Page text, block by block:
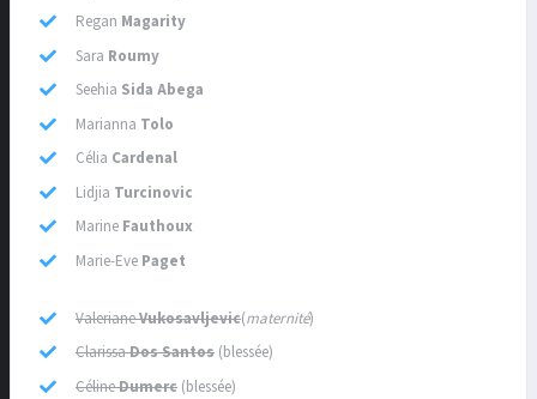
Regan Magarity
Sara Roumy
Seehia Sida Abega
Marianna Tolo
Célia Cardenal
Lidjia Turcinovic
Marine Fauthoux
Marie-Eve Paget
ValerianeVukosavljevic(maternité)
ClarissaDos Santos (blessée)
CélineDumerc (blessée)